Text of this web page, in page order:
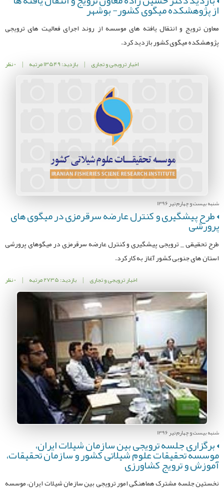
از پژوهشکده میگوی کشور- بوشهر
معاون ترویج و انتقال یافته های موسسه از روند اجرای فعالیت های ترویجی
پژوهشکده میگوی کشور بازدید کرد.
اخبار ترویجی و تجاری | بازدید: 13549 مرتبه | 0 نظر
شنبه بیست و چهارم تیر 1396
طرح پیشگیری و کنترل عارضه سرقرمزی در میگوی های
پرورشی
طرح تحقیقی _ ترویجی پیشگیری و کنترل عارضه سرقرمزی در میگوهای پرورشی
استان های جنوبی کشور آغاز به کار کرد.
اخبار ترویجی و تجاری | بازدید: 2735 مرتبه | 0 نظر
شنبه بیست و چهارم تیر 1396
برگزاری جلسه ترویجی بین سازمان شیلات ایران،
موسسه تحقیقات علوم شیلاتی کشور و سازمان تحقیقات،
آموزش و ترویج کشاورزی
نخستین جلسه مشترک هماهنگی امور ترویجی بین سازمان شیلات ایران، موسسه